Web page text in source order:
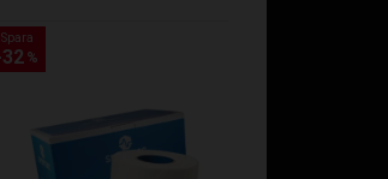
Spara
32 %
Spara
32 %